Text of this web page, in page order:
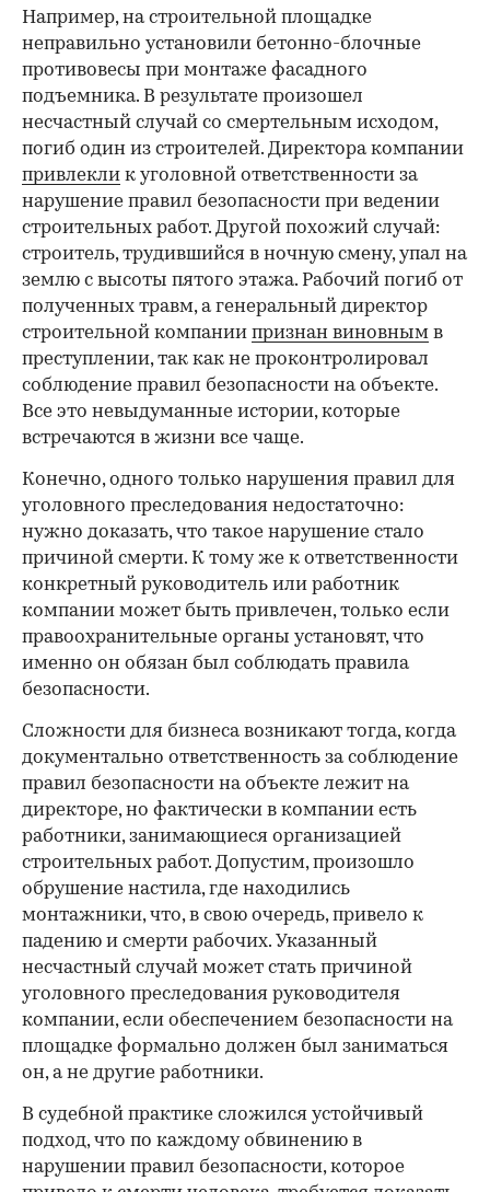
00:00
Например, на строительной площадке
неправильно установили бетонно-блочные
противовесы при монтаже фасадного
подъемника. В результате произошел
несчастный случай со смертельным исходом,
погиб один из строителей. Директора компании
привлекли к уголовной ответственности за
нарушение правил безопасности при ведении
строительных работ. Другой похожий случай:
строитель, трудившийся в ночную смену, упал на
землю с высоты пятого этажа. Рабочий погиб от
полученных травм, а генеральный директор
строительной компании признан виновным в
преступлении, так как не проконтролировал
соблюдение правил безопасности на объекте.
Все это невыдуманные истории, которые
встречаются в жизни все чаще.
Конечно, одного только нарушения правил для
уголовного преследования недостаточно:
нужно доказать, что такое нарушение стало
причиной смерти. К тому же к ответственности
конкретный руководитель или работник
компании может быть привлечен, только если
правоохранительные органы установят, что
именно он обязан был соблюдать правила
безопасности.
Сложности для бизнеса возникают тогда, когда
документально ответственность за соблюдение
правил безопасности на объекте лежит на
директоре, но фактически в компании есть
работники, занимающиеся организацией
строительных работ. Допустим, произошло
обрушение настила, где находились
монтажники, что, в свою очередь, привело к
падению и смерти рабочих. Указанный
несчастный случай может стать причиной
уголовного преследования руководителя
компании, если обеспечением безопасности на
площадке формально должен был заниматься
он, а не другие работники.
В судебной практике сложился устойчивый
подход, что по каждому обвинению в
нарушении правил безопасности, которое